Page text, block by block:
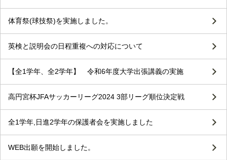
体育祭(球技祭)を実施しました。
英検と説明会の日程重複への対応について
【全1学年、全2学年】 令和6年度大学出張講義の実施
高円宮杯JFAサッカーリーグ2024 3部リーグ順位決定戦
全1学年,日進2学年の保護者会を実施しました
WEB出願を開始しました。